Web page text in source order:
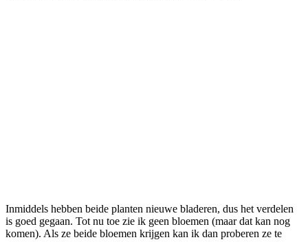
Inmiddels hebben beide planten nieuwe bladeren, dus het verdelen
is goed gegaan. Tot nu toe zie ik geen bloemen (maar dat kan nog
komen). Als ze beide bloemen krijgen kan ik dan proberen ze te